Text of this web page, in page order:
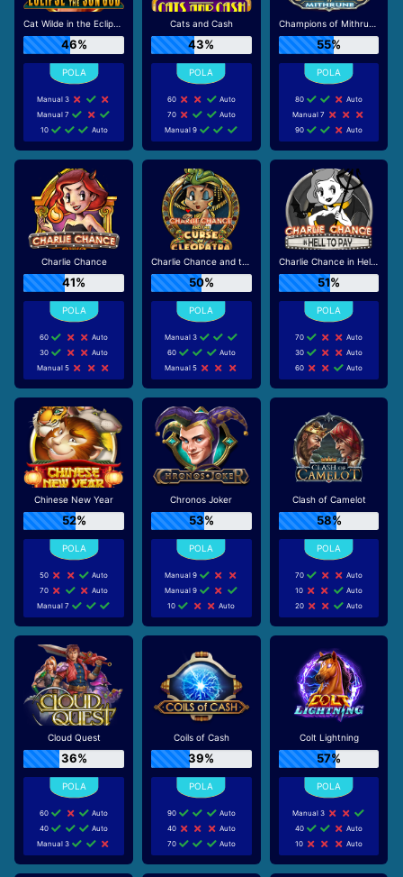
Cat Wilde in the Eclipse of the Sun God
46%
Manual 3
Manual 7
10
Auto
Cats and Cash
43%
60
Auto
70
Auto
Manual 9
Champions of Mithrune
55%
80
Auto
Manual 7
90
Auto
Charlie Chance
41%
60
Auto
30
Auto
Manual 5
Charlie Chance and the Curse of Cleopatra
50%
Manual 3
60
Auto
Manual 5
Charlie Chance in Hell to Pay
51%
70
Auto
30
Auto
60
Auto
Chinese New Year
52%
50
Auto
70
Auto
Manual 7
Chronos Joker
53%
Manual 9
Manual 9
10
Auto
Clash of Camelot
58%
70
Auto
10
Auto
20
Auto
Cloud Quest
36%
60
Auto
40
Auto
Manual 3
Coils of Cash
39%
90
Auto
40
Auto
70
Auto
Colt Lightning
57%
Manual 3
40
Auto
10
Auto